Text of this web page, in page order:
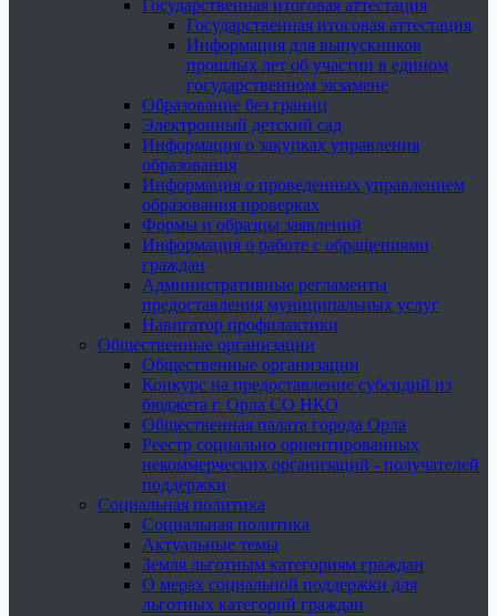
Государственная итоговая аттестация
Государственная итоговая аттестация
Информация для выпускников
прошлых лет об участии в едином
государственном экзамене
Образование без границ
Электронный детский сад
Информация о закупках управления
образования
Информация о проведенных управлением
образования проверках
Формы и образцы заявлений
Информация о работе с обращениями
граждан
Административные регламенты
предоставления муниципальных услуг
Навигатор профилактики
Общественные организации
Общественные организации
Конкурс на предоставление субсидий из
бюджета г. Орла СО НКО
Общественная палата города Орла
Реестр социально ориентированных
некоммерческих организаций - получателей
поддержки
Социальная политика
Социальная политика
Актуальные темы
Земля льготным категориям граждан
О мерах социальной поддержки для
льготных категорий граждан